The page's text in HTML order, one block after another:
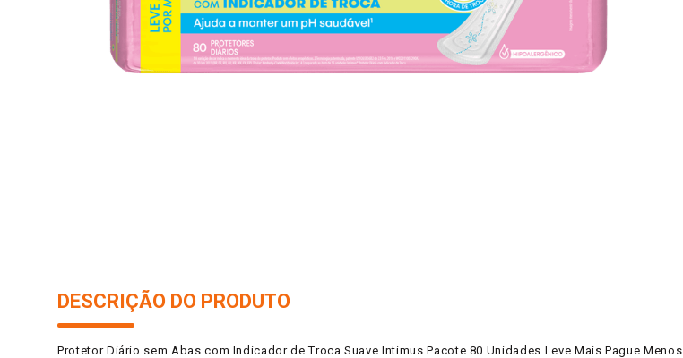
DESCRIÇÃO DO PRODUTO
Protetor Diário sem Abas com Indicador de Troca Suave Intimus Pacote 80 Unidades Leve Mais Pague Menos